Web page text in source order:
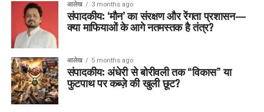
आलेख 3 months ago
संपादकीय: ‘मौन’ का संरक्षण और रेंगता प्रशासन—
क्या माफियाओं के आगे नतमस्तक है तंत्र?
आलेख 5 months ago
संपादकीय: अंधेरी से बोरीवली तक “विकास” या
फुटपाथ पर कब्ज़े की खुली छूट?